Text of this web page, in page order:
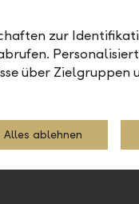
/ UX Designer –
80 - 100% |
zur
über Zielgruppen
Alles ablehnen